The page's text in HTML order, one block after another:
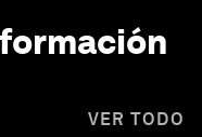
VER TODO